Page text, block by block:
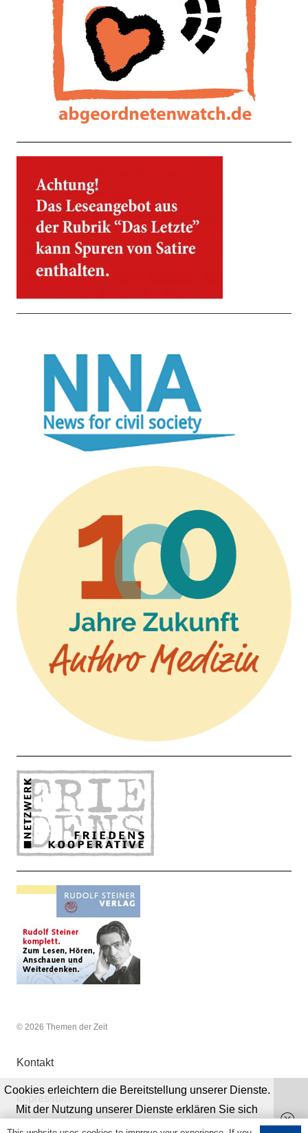
© 2026 Themen der Zeit
Kontakt
Cookies erleichtern die Bereitstellung unserer Dienste.
Mit der Nutzung unserer Dienste erklären Sie sich
damit einverstanden, dass wir Cookies verwenden.